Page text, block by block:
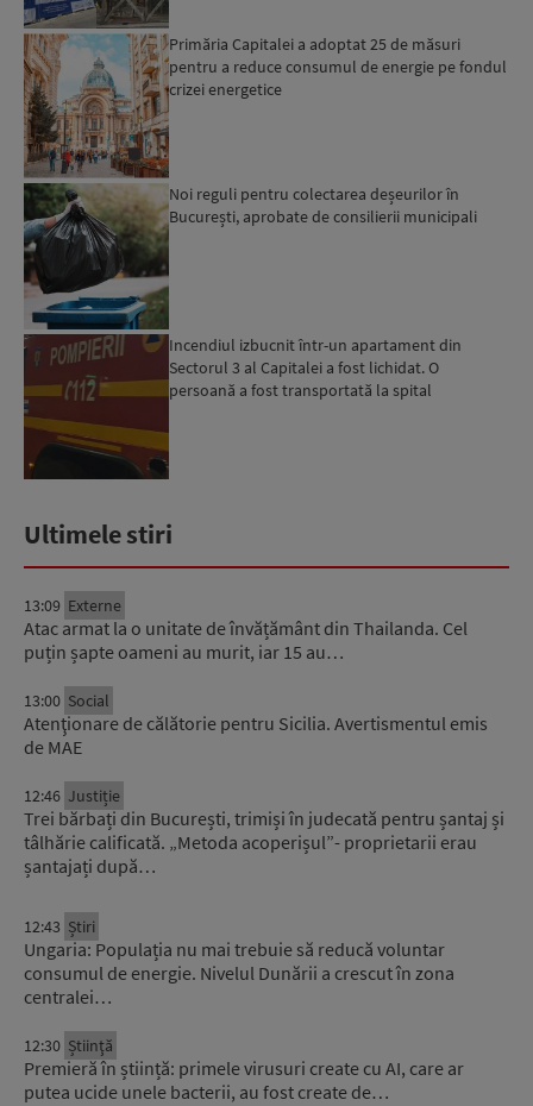
Primăria Capitalei a adoptat 25 de măsuri
pentru a reduce consumul de energie pe fondul
crizei energetice
Noi reguli pentru colectarea deșeurilor în
București, aprobate de consilierii municipali
Incendiul izbucnit într-un apartament din
Sectorul 3 al Capitalei a fost lichidat. O
persoană a fost transportată la spital
Ultimele stiri
13:09 Externe
Atac armat la o unitate de învățământ din Thailanda. Cel
puțin șapte oameni au murit, iar 15 au…
13:00 Social
Atenţionare de călătorie pentru Sicilia. Avertismentul emis
de MAE
12:46 Justiție
Trei bărbați din București, trimiși în judecată pentru șantaj și
tâlhărie calificată. „Metoda acoperișul”- proprietarii erau
șantajați după…
12:43 Știri
Ungaria: Populația nu mai trebuie să reducă voluntar
consumul de energie. Nivelul Dunării a crescut în zona
centralei…
12:30 Știinţă
Premieră în știință: primele virusuri create cu AI, care ar
putea ucide unele bacterii, au fost create de…